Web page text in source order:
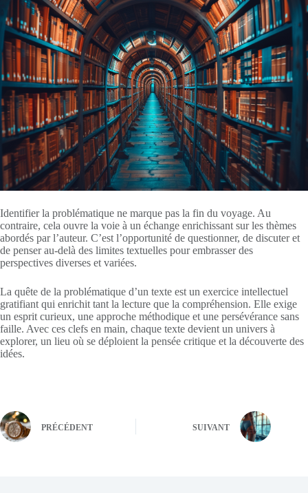
Identifier la problématique ne marque pas la fin du voyage. Au
contraire, cela ouvre la voie à un échange enrichissant sur les thèmes
abordés par l’auteur. C’est l’opportunité de questionner, de discuter et
de penser au-delà des limites textuelles pour embrasser des
perspectives diverses et variées.
La quête de la problématique d’un texte est un exercice intellectuel
gratifiant qui enrichit tant la lecture que la compréhension. Elle exige
un esprit curieux, une approche méthodique et une persévérance sans
faille. Avec ces clefs en main, chaque texte devient un univers à
explorer, un lieu où se déploient la pensée critique et la découverte des
idées.
PRÉCÉDENT SUIVANT